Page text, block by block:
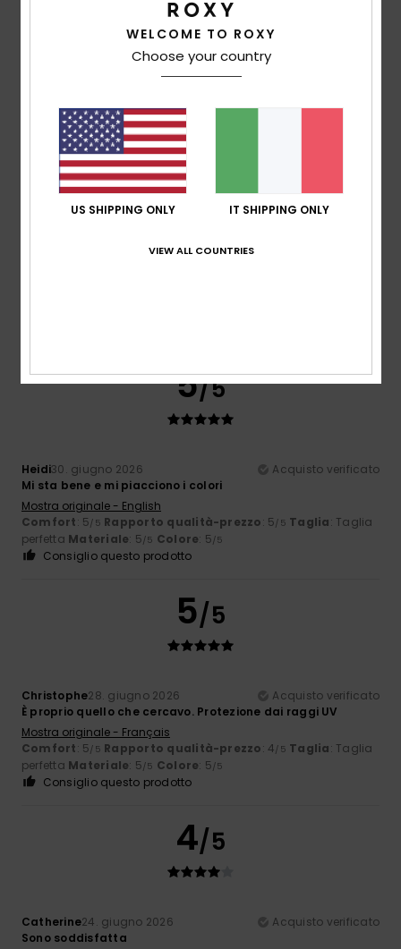
Perché è utile e molto bello
Rapporto qualità-prezzo: 5
4
avambracci, ma per il resto sono perfette
5/5
Heidi30. giugno 2026
Acquisto verificato
Mi sta bene e mi piacciono i colori
Mostra originale - English
Comfort: 5/5 Rapporto qualità-prezzo: 5/5 Taglia: Taglia
perfetta Materiale: 5/5 Colore: 5/5
Consiglio questo prodotto
5/5
Christophe28. giugno 2026
Acquisto verificato
È proprio quello che cercavo. Protezione dai raggi UV
Mostra originale - Français
Comfort: 5/5 Rapporto qualità-prezzo: 4/5 Taglia: Taglia
perfetta Materiale: 5/5 Colore: 5/5
Consiglio questo prodotto
4/5
Catherine24. giugno 2026
Acquisto verificato
Sono soddisfatta
WELCOME TO ROXY
Choose your country
US SHIPPING ONLY IT SHIPPING ONLY
VIEW ALL COUNTRIES